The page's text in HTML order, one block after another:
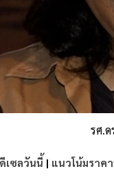
รศ.
เซลวันนี้ | แนวโน้มราค